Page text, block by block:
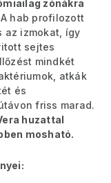
zónákra
hab profilozott
az izmokat, így
sejtes
mindkét
atkák
és
friss marad.
huzattal
mosható.